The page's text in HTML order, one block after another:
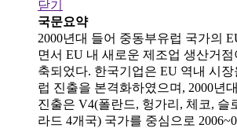
닫기
국문요약
2000년대 들어 중동부유럽 국가의
면서 EU 내 새로운 제조업 생산거
축되었다. 한국기업은 EU 역내 시
럽 진출을 본격화하였으며, 2000년
진출은 V4(폴란드, 헝가리, 체코, 슬
라드 4개국) 국가를 중심으로